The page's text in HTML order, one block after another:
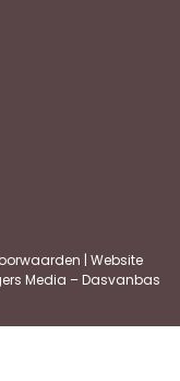
| Website
Media – Dasvanbas